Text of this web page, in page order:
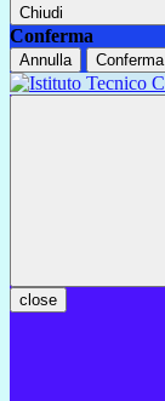
Chiudi
Conferma
Annulla Conferma
close